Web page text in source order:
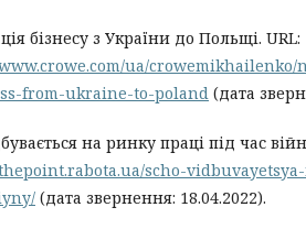
бізнесу з України до Польщі. URL:
ua/
from-ukraine-to-poland (дата
на ринку праці під час
scho-
(дата звернення: 18.04.2022).